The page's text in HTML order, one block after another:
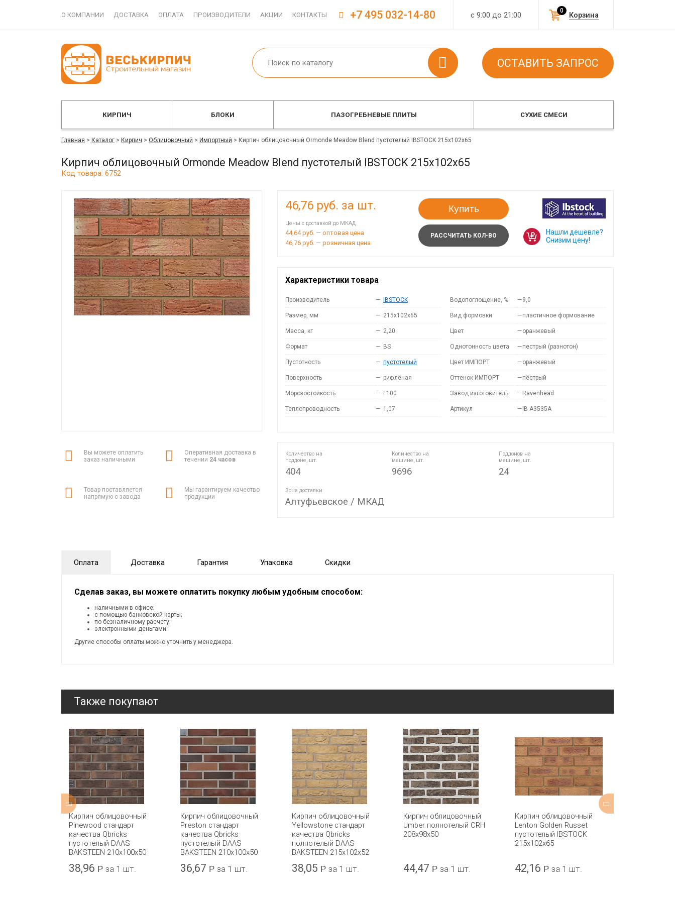
О КОМПАНИИ ДОСТАВКА ОПЛАТА ПРОИЗВОДИТЕЛИ АКЦИИ КОНТАКТЫ с 9:00 до 21:00 Корзина
0
+7 495 032-14-80
ОСТАВИТЬ ЗАПРОС
КИРПИЧ БЛОКИ ПАЗОГРЕБНЕВЫЕ ПЛИТЫ СУХИЕ СМЕСИ
Главная > Каталог > Кирпич > Облицовочный > Импортный > Кирпич облицовочный Ormonde Meadow Blend пустотелый IBSTOCK 215x102x65
Кирпич облицовочный Ormonde Meadow Blend пустотелый IBSTOCK 215x102x65
Код товара: 6752
Вы можете оплатить
заказ наличными
Оперативная доставка в
течении 24 часов
Товар поставляется
напрямую с завода
Мы гарантируем качество
продукции
46,76 руб. за шт.
Цены с доставкой до МКАД
44,64 руб. — оптовая цена
46,76 руб. — розничная цена
Купить
РАССЧИТАТЬ КОЛ-ВО
Нашли дешевле?
Снизим цену!
Характеристики товара
Производитель — IBSTOCK
Размер, мм — 215x102x65
Масса, кг — 2,20
Формат — BS
Пустотность — пустотелый
Поверхность — рифлёная
Морозостойкость — F100
Теплопроводность — 1,07
Водопоглощение, % —9,0
Вид формовки —пластичное формование
Цвет —оранжевый
Однотонность цвета —пестрый (разнотон)
Цвет ИМПОРТ —оранжевый
Оттенок ИМПОРТ —пёстрый
Завод изготовитель — Ravenhead
Артикул — IB A3535A
Количество на
поддоне, шт.
404
Количество на
машине, шт.
9696
Поддонов на
машине, шт.
24
Зона доставки
Алтуфьевское / МКАД
Оплата Доставка Гарантия Упаковка Скидки
Сделав заказ, вы можете оплатить покупку любым удобным способом:
наличными в офисе;
с помощью банковской карты;
по безналичному расчету;
электронными деньгами.
Другие способы оплаты можно уточнить у менеджера.
Также покупают
Кирпич облицовочный
Pinewood стандарт
качества Qbricks
пустотелый DAAS
BAKSTEEN 210x100x50
38,96 Р за 1 шт.
Кирпич облицовочный
Preston стандарт
качества Qbricks
пустотелый DAAS
BAKSTEEN 210x100x50
36,67 Р за 1 шт.
Кирпич облицовочный
Yellowstone стандарт
качества Qbricks
полнотелый DAAS
BAKSTEEN 215x102x52
38,05 Р за 1 шт.
Кирпич облицовочный
Umber полнотелый CRH
208x98x50
44,47 Р за 1 шт.
Кирпич облицовочный
Lenton Golden Russet
пустотелый IBSTOCK
215x102x65
42,16 Р за 1 шт.